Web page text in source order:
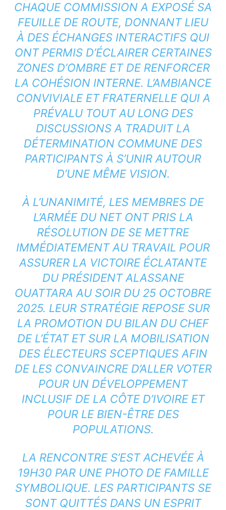
CHAQUE COMMISSION A EXPOSÉ SA
FEUILLE DE ROUTE, DONNANT LIEU
À DES ÉCHANGES INTERACTIFS QUI
ONT PERMIS D’ÉCLAIRER CERTAINES
ZONES D’OMBRE ET DE RENFORCER
LA COHÉSION INTERNE. L’AMBIANCE
CONVIVIALE ET FRATERNELLE QUI A
PRÉVALU TOUT AU LONG DES
DISCUSSIONS A TRADUIT LA
DÉTERMINATION COMMUNE DES
PARTICIPANTS À S’UNIR AUTOUR
D’UNE MÊME VISION.
À L’UNANIMITÉ, LES MEMBRES DE
L’ARMÉE DU NET ONT PRIS LA
RÉSOLUTION DE SE METTRE
IMMÉDIATEMENT AU TRAVAIL POUR
ASSURER LA VICTOIRE ÉCLATANTE
DU PRÉSIDENT ALASSANE
OUATTARA AU SOIR DU 25 OCTOBRE
2025. LEUR STRATÉGIE REPOSE SUR
LA PROMOTION DU BILAN DU CHEF
DE L’ÉTAT ET SUR LA MOBILISATION
DES ÉLECTEURS SCEPTIQUES AFIN
DE LES CONVAINCRE D’ALLER VOTER
POUR UN DÉVELOPPEMENT
INCLUSIF DE LA CÔTE D’IVOIRE ET
POUR LE BIEN-ÊTRE DES
POPULATIONS.
LA RENCONTRE S’EST ACHEVÉE À
19H30 PAR UNE PHOTO DE FAMILLE
SYMBOLIQUE. LES PARTICIPANTS SE
SONT QUITTÉS DANS UN ESPRIT